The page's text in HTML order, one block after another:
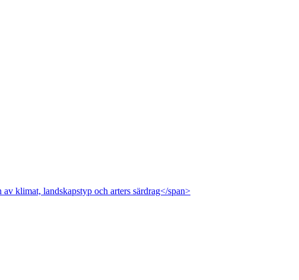
klimat, landskapstyp och arters särdrag</span>